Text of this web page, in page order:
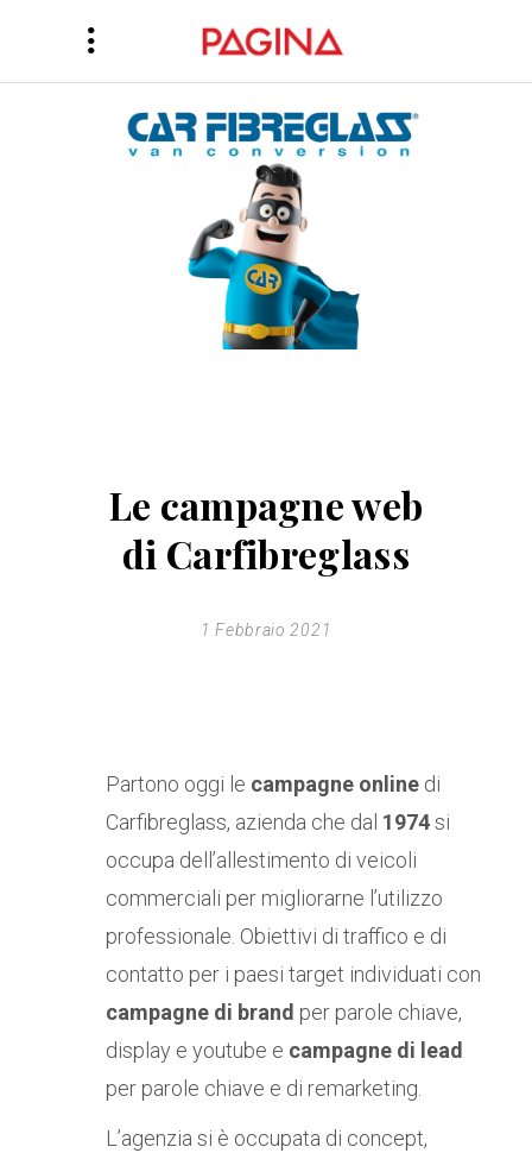
Le campagne web
di Carfibreglass
1 Febbraio 2021
Partono oggi le campagne online di
Carfibreglass, azienda che dal 1974si
occupa dell’allestimento di veicoli
commerciali per migliorarne l’utilizzo
professionale. Obiettivi di traffico e di
contatto per i paesi target individuati con
campagne di brand per parole chiave,
display e youtube e campagne di lead
per parole chiave e di remarketing.
L’agenzia si è occupata di concept,